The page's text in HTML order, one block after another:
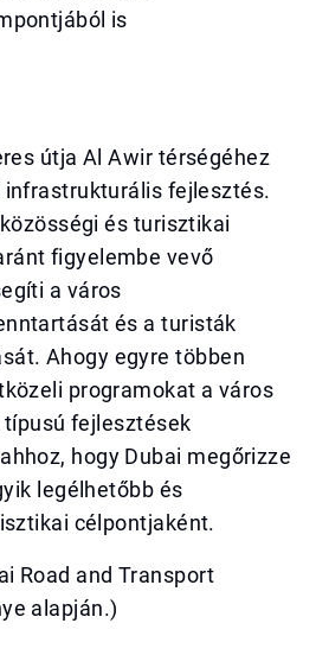
is
útja Al Awir térségéhez
fejlesztés.
és turisztikai
figyelembe vevő
a város
és a turisták
Ahogy egyre többen
programokat a város
fejlesztések
hogy Dubai megőrizze
legélhetőbb és
célpontjaként.
Road and Transport
alapján.)